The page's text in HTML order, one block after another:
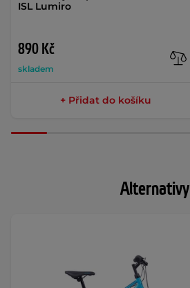
ISL Lumiro
890 Kč
skladem
+ Přidat do košíku
Alternativy